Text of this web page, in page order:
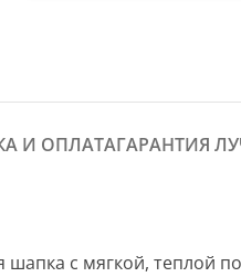
И ОПЛАТАГАРАНТИЯ
с мягкой, теплой